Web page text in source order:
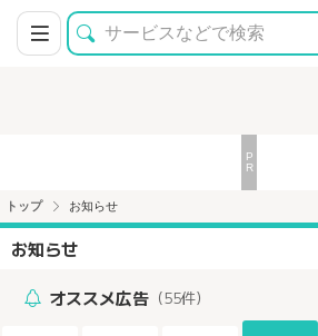
トップ お知らせ
お知らせ
オススメ広告 （55件）